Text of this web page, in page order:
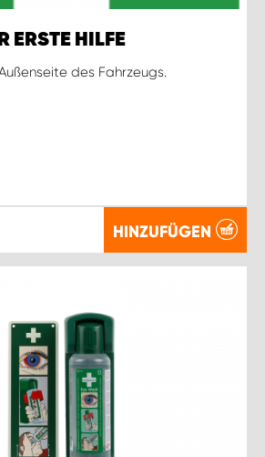
ERSTE HILFE
des Fahrzeugs.
HINZUFÜGEN